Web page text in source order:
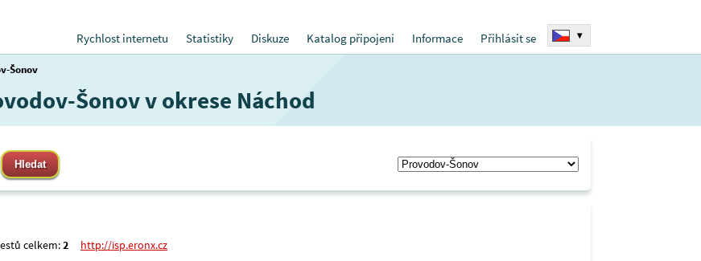
Rychlost internetu
Statistiky Diskuze Katalog připojení Informace Přihlásit se ▾
Šonov
Šonov v okrese Náchod
celkem:2
http://isp.eronx.cz